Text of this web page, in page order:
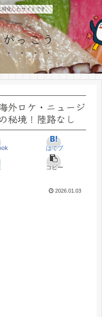
化したサイトです。
っこう
外ロケ・ニュージ
秘境！陸路なし
はてブ
コピー
2026.01.03